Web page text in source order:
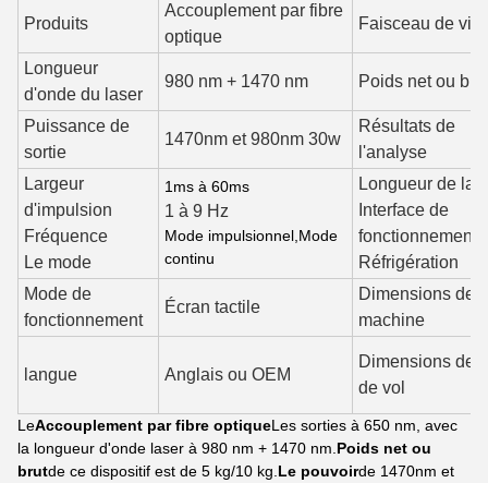
Produits
Accouplement par fibre
optique
Faisceau de
Longueur
d'onde du laser
980 nm + 1470 nm Poids net ou brut
Puissance de
sortie
1470nm et 980nm 30w
Résultats de
l'analyse
Largeur
d'impulsion
Fréquence
Le mode
1ms à 60ms
1 à 9 Hz
Mode impulsionnel Mode
continu
Longueur de la
Interface de
fonctionnement
Réfrigération
Mode de
fonctionnement
Écran tactile
Dimensions de
machine
langue Anglais ou OEM
Dimensions de
de vol
LeAccouplement par fibre optiqueLes sorties à 650 nm, avec
la longueur d'onde laser à 980 nm + 1470 nm. Poids net ou
brutde ce dispositif est de 5 kg/10 kg. Le pouvoirde 1470nm et